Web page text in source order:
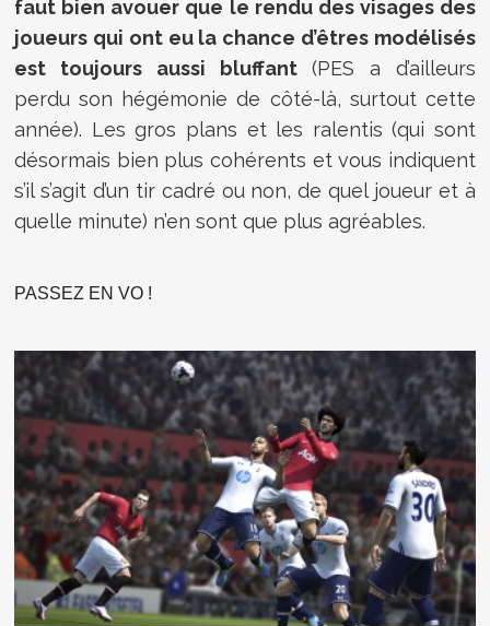
faut bien avouer que le rendu des visages des
joueurs qui ont eu la chance d’êtres modélisés
est toujours aussi bluffant(PES a d’ailleurs
perdu son hégémonie de côté-là, surtout cette
année). Les gros plans et les ralentis (qui sont
désormais bien plus cohérents et vous indiquent
s’il s’agit d’un tir cadré ou non, de quel joueur et à
quelle minute) n’en sont que plus agréables.
PASSEZ EN VO !